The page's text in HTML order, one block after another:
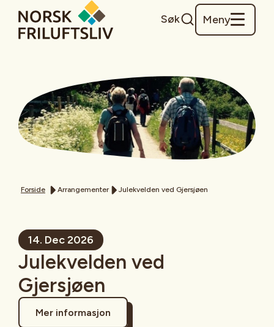
Søk Meny
Forside Arrangementer Julekvelden ved Gjersjøen
14. Dec 2026
Julekvelden ved
Gjersjøen
Mer informasjon